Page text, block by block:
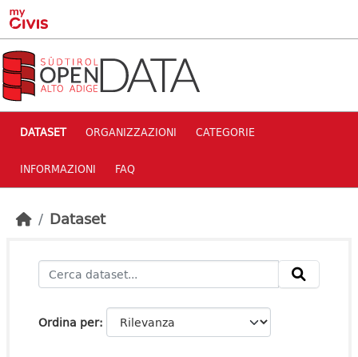
Skip to main content
DATASET ORGANIZZAZIONI CATEGORIE
INFORMAZIONI FAQ
Dataset
Ordina per